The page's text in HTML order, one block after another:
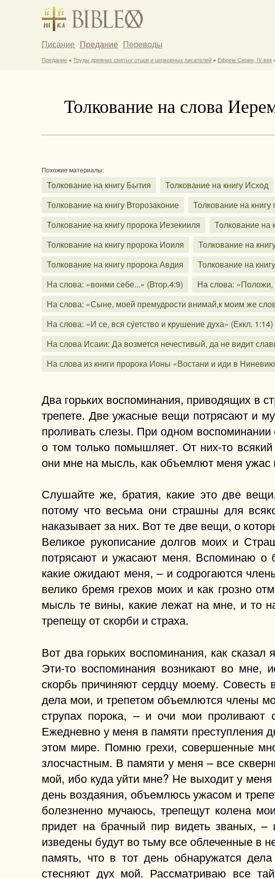
Писание Предание Переводы
Предание » Труды древних святых отцов и церковных писателей » Ефрем Сирин, IV век
Толкование на слова
Похожие материалы:
Толкование на книгу Бытия Толкование на книгу Исход
Толкование на книгу Второзаконие
Толкование на
Толкование на книгу пророка Иезекииля
Толкование на
Толкование на книгу пророка Иоиля
Толкование на
Толкование на книгу пророка Авдия
Толкование на
На слова: «вонми себе...» (Втор.4:9)
На слова: «Положи,
На слова: «Сыне, моей премудрости внимай,к моим же
На слова: «И се, вся сýетство и крушение духа» (Еккл. 1:14)
На слова Исаии: Да возмется нечестивый, да не видит
На слова из книги пророка Ионы «Востани и иди в Ниневию
Два горьких воспоминания, приводящих в
трепете. Две ужасные вещи потрясают и
проливать слезы. При одном воспоминании
о том только помышляет. От них-то
они мне на мысль, как объемлют меня ужас
Слушайте же, братия, какие это две
потому что весьма они страшны для
наказывает за них. Вот те две вещи, о
Великое рукописание долгов моих и
потрясают и ужасают меня. Вспоминаю о
какие ожидают меня, – и содрогаются
велико бремя грехов моих и как грозно
мысль те вины, какие лежат на мне, и то
трепещу от скорби и страха.
Вот два горьких воспоминания, как
Эти-то воспоминания возникают во мне,
скорбь причиняют сердцу моему.
дела мои, и трепетом объемлются члены
струпах порока, – и очи мои проливают
Ежедневно у меня в памяти преступления
этом мире. Помню грехи, совершенные
злосчастным. В памяти у меня – все
мой, ибо куда уйти мне? Не выходит у
день воздаяния, объемлюсь ужасом и
болезненно мучаюсь, трепещут колена
придет на брачный пир видеть званых,
изведены будут во тьму все облеченные в
память, что в тот день обнаружатся
стесняют дух мой. Рассматриваю все